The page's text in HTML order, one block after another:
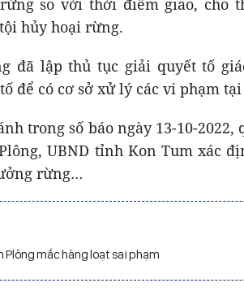
so với thời điểm giao, cho
hủy hoại rừng.
đã lập thủ tục giải quyết tố
để có cơ sở xử lý các vi phạm
trong số báo ngày 13-10-
UBND tỉnh Kon Tum xác
rừng…
Plông mắc hàng loạt sai phạm